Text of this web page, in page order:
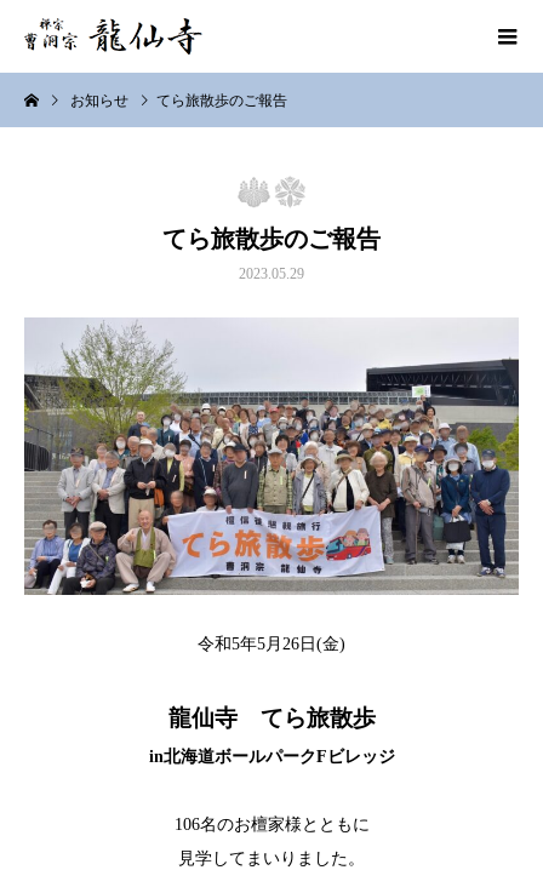
お知らせ てら旅散歩のご報告
てら旅散歩のご報告
2023.05.29
令和5年5月26日(金)
龍仙寺 てら旅散歩
in北海道ボールパークFビレッジ
106名のお檀家様とともに
見学してまいりました。